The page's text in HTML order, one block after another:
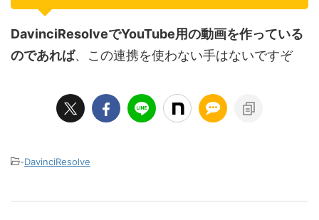
DavinciResolveでYouTube用の動画を作っている
のであれば、この連携を使わない手はないですぞ
-DavinciResolve